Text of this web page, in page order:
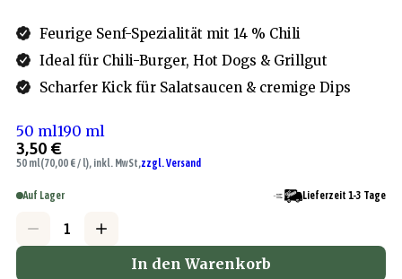
Feurige Senf-Spezialität mit 14 % Chili
Ideal für Chili-Burger, Hot Dogs & Grillgut
Scharfer Kick für Salatsaucen & cremige Dips
50 ml190 ml
3,50 €
50 ml(70,00 € / l), inkl. MwSt,zzgl. Versand
Auf Lager Lieferzeit 1-3 Tage
In den Warenkorb